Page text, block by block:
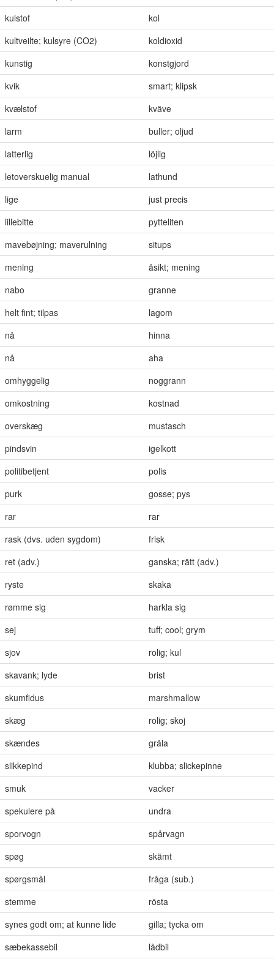
kulstof
kol
kultveilte; kulsyre (CO2)
koldioxid
kunstig
konstgjord
kvik
smart; klipsk
kvælstof
kväve
larm
buller; oljud
latterlig
löjlig
letoverskuelig manual
lathund
lige
just precis
lillebitte
pytteliten
mavebøjning; maverulning
situps
mening
åsikt; mening
nabo
granne
helt fint; tilpas
lagom
nå
hinna
nå
aha
omhyggelig
noggrann
omkostning
kostnad
overskæg
mustasch
pindsvin
igelkott
politibetjent
polis
purk
gosse; pys
rar
rar
rask (dvs. uden sygdom)
frisk
ret (adv.)
ganska; rätt (adv.)
ryste
skaka
rømme sig
harkla sig
sej
tuff; cool; grym
sjov
rolig; kul
skavank; lyde
brist
skumfidus
marshmallow
skæg
rolig; skoj
skændes
gräla
slikkepind
klubba; slickepinne
smuk
vacker
spekulere på
undra
sporvogn
spårvagn
spøg
skämt
spørgsmål
fråga (sub.)
stemme
rösta
synes godt om; at kunne lide
gilla; tycka om
sæbekassebil
lådbil